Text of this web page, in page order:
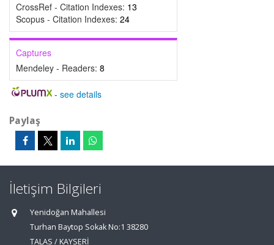
CrossRef - Citation Indexes: 13
Scopus - Citation Indexes: 24
Captures
Mendeley - Readers: 8
- see details
Paylaş
İletişim Bilgileri
Yenidoğan Mahallesi
Turhan Baytop Sokak No:1 38280
TALAS / KAYSERİ